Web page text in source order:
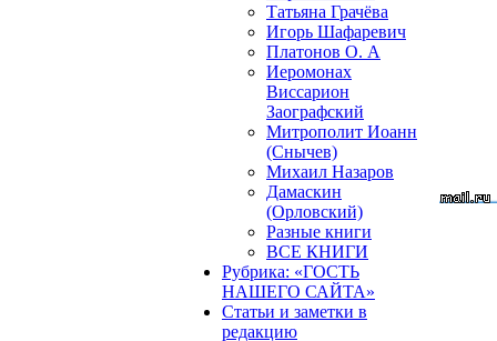
Татьяна Грачёва
Игорь Шафаревич
Платонов О. А
Иеромонах
Виссарион
Заографский
Митрополит Иоанн
(Снычев)
Михаил Назаров
Дамаскин
(Орловский)
Разные книги
ВСЕ КНИГИ
Рубрика: «ГОСТЬ
НАШЕГО САЙТА»
Статьи и заметки в
редакцию